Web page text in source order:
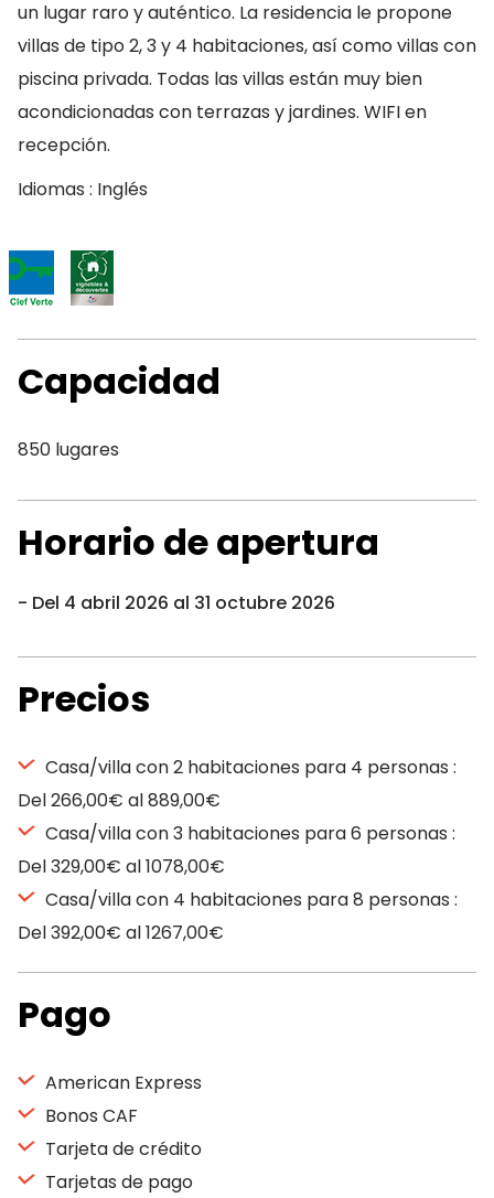
un lugar raro y auténtico. La residencia le propone
villas de tipo 2, 3 y 4 habitaciones, así como villas con
piscina privada. Todas las villas están muy bien
acondicionadas con terrazas y jardines. WIFI en
recepción.
Idiomas : Inglés
Capacidad
850 lugares
Horario de apertura
Del 4 abril 2026 al 31 octubre 2026
Precios
Casa/villa con 2 habitaciones para 4 personas :
Del 266,00€ al 889,00€
Casa/villa con 3 habitaciones para 6 personas :
Del 329,00€ al 1078,00€
Casa/villa con 4 habitaciones para 8 personas :
Del 392,00€ al 1267,00€
Pago
American Express
Bonos CAF
Tarjeta de crédito
Tarjetas de pago